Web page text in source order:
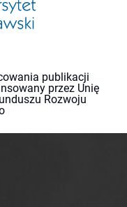
publikacji
przez Unię
Rozwoju